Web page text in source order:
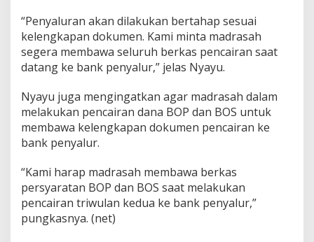
“Penyaluran akan dilakukan bertahap sesuai
kelengkapan dokumen. Kami minta madrasah
segera membawa seluruh berkas pencairan saat
datang ke bank penyalur,” jelas Nyayu.
Nyayu juga mengingatkan agar madrasah dalam
melakukan pencairan dana BOP dan BOS untuk
membawa kelengkapan dokumen pencairan ke
bank penyalur.
“Kami harap madrasah membawa berkas
persyaratan BOP dan BOS saat melakukan
pencairan triwulan kedua ke bank penyalur,”
pungkasnya. (net)